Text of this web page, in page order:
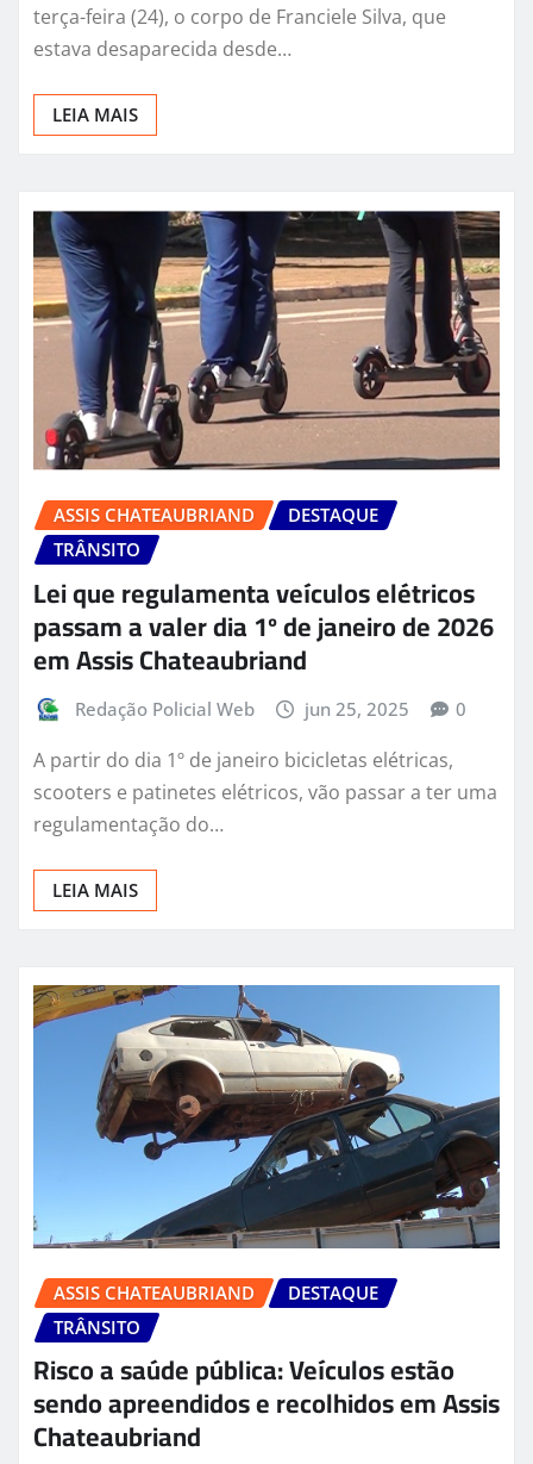
terça-feira (24), o corpo de Franciele Silva, que
estava desaparecida desde…
LEIA MAIS
ASSIS CHATEAUBRIAND
DESTAQUE
TRÂNSITO
Lei que regulamenta veículos elétricos
passam a valer dia 1º de janeiro de 2026
em Assis Chateaubriand
Redação Policial Web jun 25, 2025 0
A partir do dia 1º de janeiro bicicletas elétricas,
scooters e patinetes elétricos, vão passar a ter uma
regulamentação do…
LEIA MAIS
ASSIS CHATEAUBRIAND
DESTAQUE
TRÂNSITO
Risco a saúde pública: Veículos estão
sendo apreendidos e recolhidos em Assis
Chateaubriand